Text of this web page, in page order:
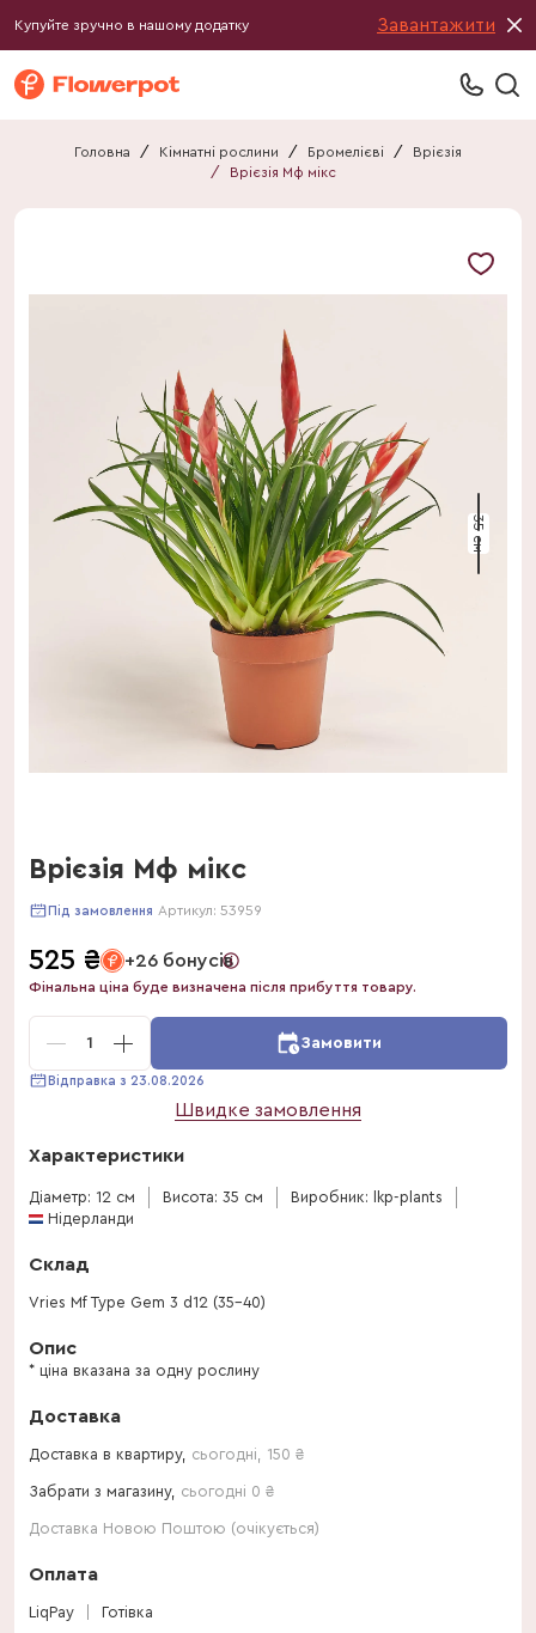
Купуйте зручно в нашому додатку Завантажити
Головна / Кімнатні рослини / Бромелієві /
Врієзія
/
Врієзія Мф мікс
35 см
Врієзія Мф мікс
Під замовлення Артикул: 53959
525 ₴ +26 бонусів
Фінальна ціна буде визначена після прибуття товару.
1 Замовити
Відправка з 23.08.2026
Швидке замовлення
Характеристики
Діаметр: 12 см Висота: 35 см
Виробник: lkp-plants
Нідерланди
Склад
Vries Mf Type Gem 3 d12 (35-40)
Опис
* ціна вказана за одну рослину
Доставка
Доставка в квартиру, сьогодні 150 ₴
Забрати з магазину, сьогодні 0 ₴
Доставка Новою Поштою (очікується)
Оплата
LiqPay Готівка